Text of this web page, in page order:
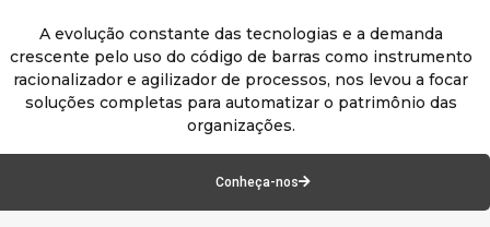
A evolução constante das tecnologias e a demanda
crescente pelo uso do código de barras como instrumento
racionalizador e agilizador de processos, nos levou a focar
soluções completas para automatizar o patrimônio das
organizações.
Conheça-nos